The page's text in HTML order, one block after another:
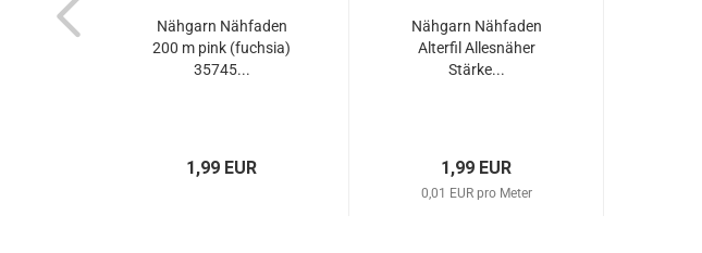
Nähgarn Nähfaden
200 m pink (fuchsia)
35745...
1,99 EUR
Nähgarn Nähfaden
Alterfil Allesnäher
Stärke...
1,99 EUR
0,01 EUR pro Meter